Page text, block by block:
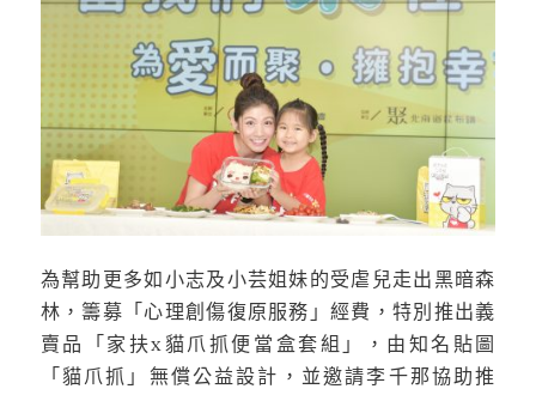
為幫助更多如小志及小芸姐妹的受虐兒走出黑暗森
林，籌募「心理創傷復原服務」經費，特別推出義
賣品「家扶x貓爪抓便當盒套組」，由知名貼圖
「貓爪抓」無償公益設計，並邀請李千那協助推